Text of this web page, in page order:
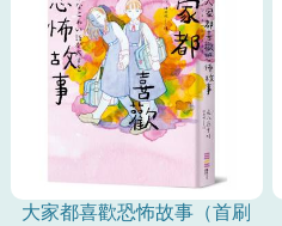
大家都喜歡恐怖故事（首刷